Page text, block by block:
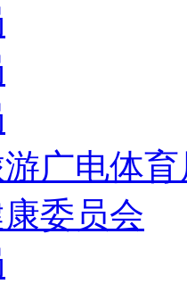
广电体育
委员会